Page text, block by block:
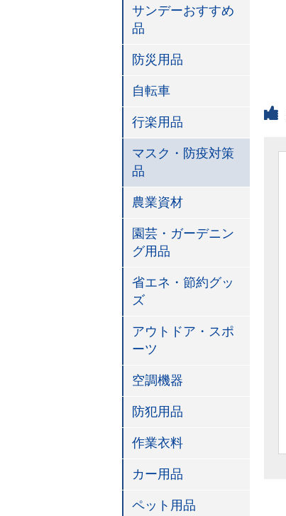
サンデーおすすめ
品
防災用品
自転車
行楽用品
マスク・防疫対策
品
農業資材
園芸・ガーデニン
グ用品
省エネ・節約グッ
ズ
アウトドア・スポ
ーツ
空調機器
防犯用品
作業衣料
カー用品
ペット用品